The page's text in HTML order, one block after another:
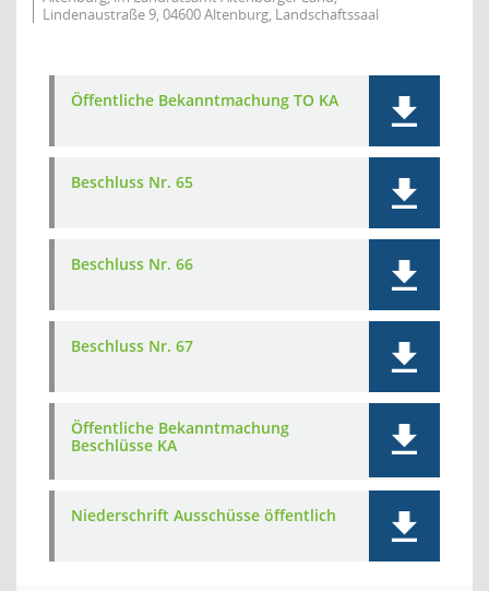
Lindenaustraße 9, 04600 Altenburg, Landschaftssaal
Öffentliche Bekanntmachung TO KA
Beschluss Nr. 65
Beschluss Nr. 66
Beschluss Nr. 67
Öffentliche Bekanntmachung
Beschlüsse KA
Niederschrift Ausschüsse öffentlich